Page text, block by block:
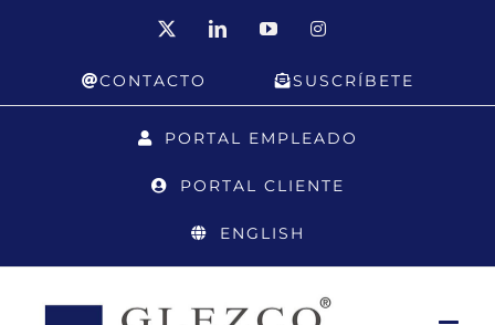
LinkedInYouTubeInstagram
CONTACTO SUSCRÍBETE
PORTAL EMPLEADO
PORTAL CLIENTE
ENGLISH